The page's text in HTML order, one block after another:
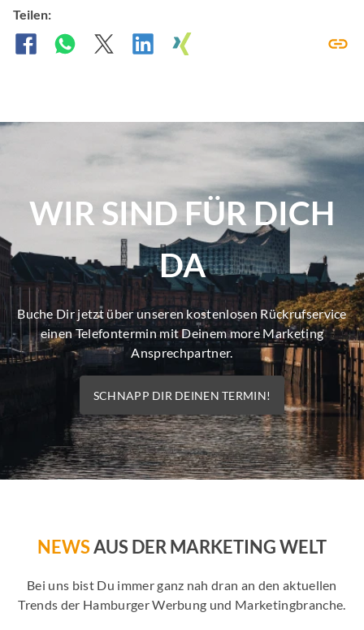
Teilen:
WIR SIND FÜR DICH
DA
Buche Dir jetzt über unseren kostenlosen Rückrufservice
einen Telefontermin mit Deinem more Marketing
Ansprechpartner.
SCHNAPP DIR DEINEN TERMIN!
NEWSAUS DER MARKETING WELT
Bei uns bist Du immer ganz nah dran an den aktuellen
Trends der Hamburger Werbung und Marketingbranche.